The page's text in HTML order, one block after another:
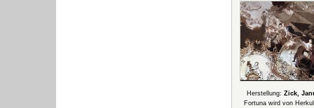
Herstellung: Zick,
Fortuna wird von